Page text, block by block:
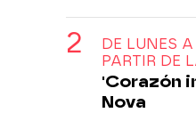
DE LUNES
PARTIR DE
'Corazón
Nova